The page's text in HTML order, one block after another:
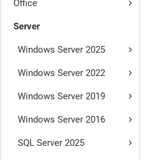
Office
Server
Windows Server 2025
Windows Server 2022
Windows Server 2019
Windows Server 2016
SQL Server 2025